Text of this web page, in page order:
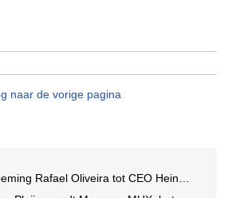
naar de vorige pagina
Rafael Oliveira tot CEO Heineken nu defintief